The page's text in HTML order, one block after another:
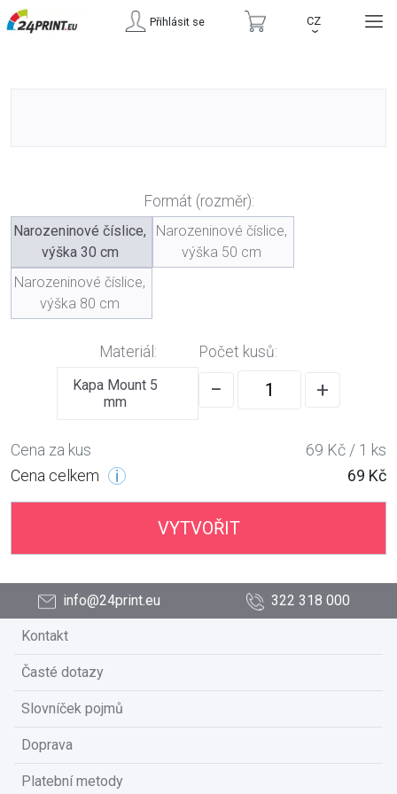
Přihlásit se CZ
›
Formát (rozměr):
Narozeninové číslice,
výška 30 cm
Narozeninové číslice,
výška 50 cm
Narozeninové číslice,
výška 80 cm
Materiál:
Kapa Mount 5
mm
Počet kusů:
− +
Cena za kus
69 Kč / 1 ks
Cena celkem
69 Kč
VYTVOŘIT
info@24print.eu 322 318 000
Kontakt
Časté dotazy
Slovníček pojmů
Doprava
Platební metody